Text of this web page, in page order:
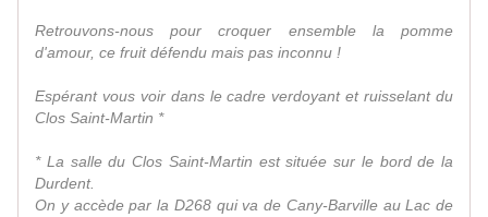
Retrouvons-nous pour croquer ensemble la pomme
d'amour, ce fruit défendu mais pas inconnu !
Espérant vous voir dans le cadre verdoyant et ruisselant du
Clos Saint-Martin *
* La salle du Clos Saint-Martin est située sur le bord de la
Durdent.
On y accède par la D268 qui va de Cany-Barville au Lac de